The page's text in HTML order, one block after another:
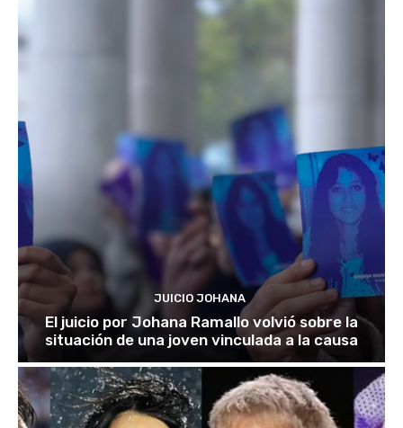
JUICIO JOHANA
El juicio por Johana Ramallo volvió sobre la
situación de una joven vinculada a la causa